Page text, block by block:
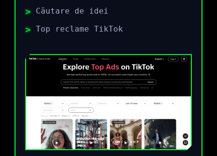
Căutare de idei
Top reclame TikTok